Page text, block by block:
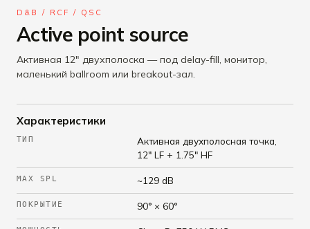
D&B / RCF / QSC
Active point source
Активная 12" двухполоска — под delay-fill, монитор,
маленький ballroom или breakout-зал.
Характеристики
ТИП
Активная двухполосная точка,
12" LF + 1.75" HF
MAX SPL ~129 dB
ПОКРЫТИЕ 90° × 60°